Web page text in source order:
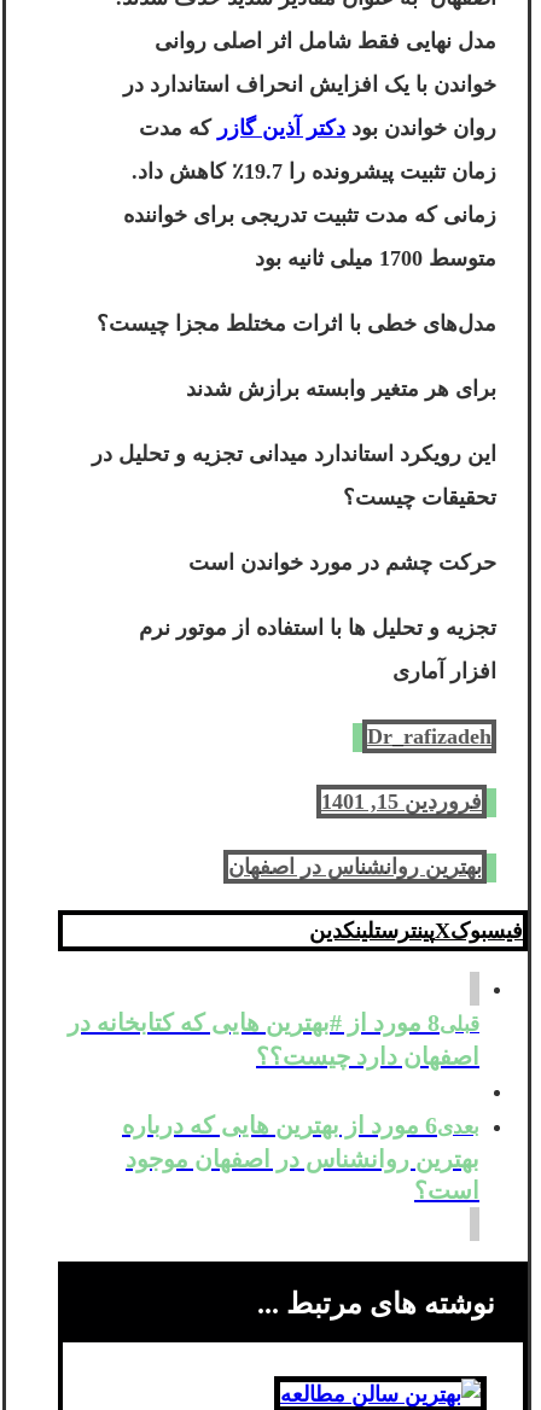
مدل نهایی فقط شامل اثر اصلی روانی
خواندن با یک افزایش انحراف استاندارد در
روان خواندن بود دکتر آذین گازر که مدت
زمان تثبیت پیشرونده را 19.7٪ کاهش داد.
زمانی که مدت تثبیت تدریجی برای خواننده
متوسط ​​1700 میلی ثانیه بود
مدل‌های خطی با اثرات مختلط مجزا چیست؟
برای هر متغیر وابسته برازش شدند
این رویکرد استاندارد میدانی تجزیه و تحلیل در
تحقیقات چیست؟
حرکت چشم در مورد خواندن است
تجزیه و تحلیل ها با استفاده از موتور نرم
افزار آماری
Dr_rafizadeh
فروردین 15, 1401
بهترین روانشناس در اصفهان
فیسبوکXپینترستلینکدین
قبلی
8 مورد از #بهترین هایی که کتابخانه در
اصفهان دارد چیست؟؟
بعدی
6 مورد از بهترین هایی که درباره
بهترین روانشناس در اصفهان موجود
است؟
نوشته های مرتبط ...